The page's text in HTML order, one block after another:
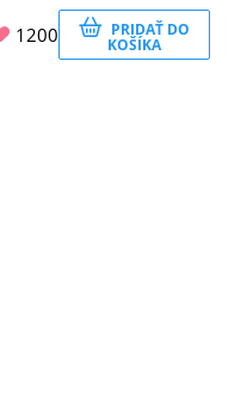
1200 PRIDAŤ DO
KOŠÍKA